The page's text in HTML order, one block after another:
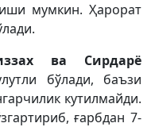
мумкин. Ҳарорат
ва Сирдарё
бўлади, баъзи
кутилмайди.
ғарбдан 7-